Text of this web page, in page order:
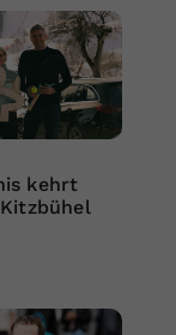
kehrt